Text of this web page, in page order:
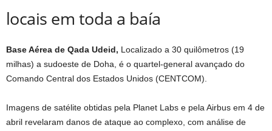
locais em toda a baía
Base Aérea de Qada Udeid, Localizado a 30 quilômetros (19
milhas) a sudoeste de Doha, é o quartel-general avançado do
Comando Central dos Estados Unidos (CENTCOM).
Imagens de satélite obtidas pela Planet Labs e pela Airbus em 4 de
abril revelaram danos de ataque ao complexo, com análise de